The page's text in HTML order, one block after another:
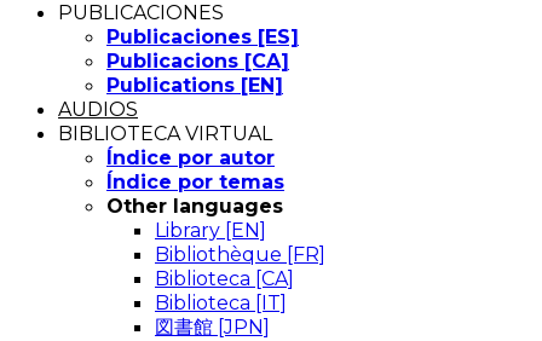
PUBLICACIONES
Publicaciones [ES]
Publicacions [CA]
Publications [EN]
AUDIOS
BIBLIOTECA VIRTUAL
Índice por autor
Índice por temas
Other languages
Library [EN]
Bibliothèque [FR]
Biblioteca [CA]
Biblioteca [IT]
図書館 [JPN]